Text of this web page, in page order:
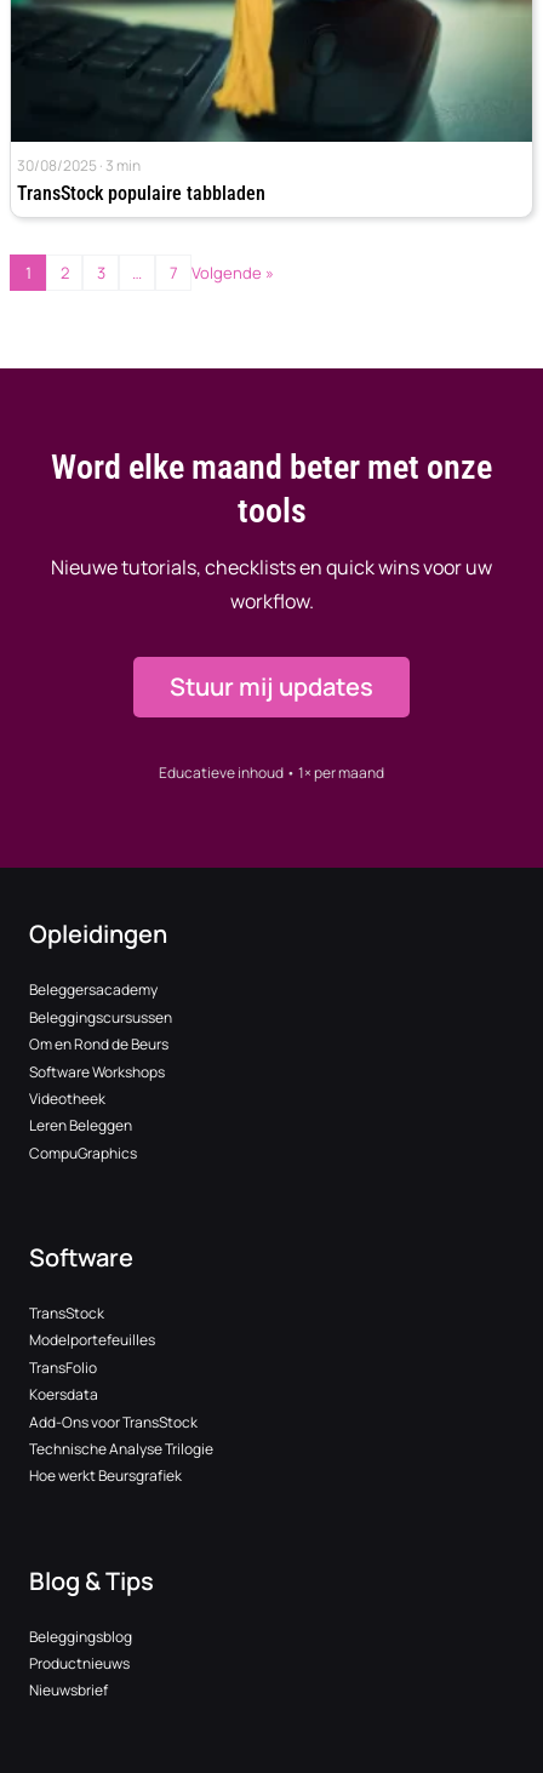
30/08/2025 · 3 min
TransStock populaire tabbladen
1 2 3 … 7 Volgende »
Word elke maand beter met onze
tools
Nieuwe tutorials, checklists en quick wins voor uw
workflow.
Stuur mij updates
Educatieve inhoud • 1× per maand
Opleidingen
Beleggersacademy
Beleggingscursussen
Om en Rond de Beurs
Software Workshops
Videotheek
Leren Beleggen
CompuGraphics
Software
TransStock
Modelportefeuilles
TransFolio
Koersdata
Add-Ons voor TransStock
Technische Analyse Trilogie
Hoe werkt Beursgrafiek
Blog & Tips
Beleggingsblog
Productnieuws
Nieuwsbrief